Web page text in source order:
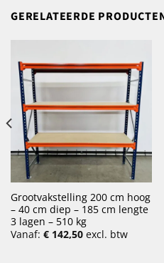
GERELATEERDE
Grootvakstelling 200 cm hoog
– 40 cm diep – 185 cm lengte
3 lagen – 510 kg
Vanaf: €142,50excl. btw